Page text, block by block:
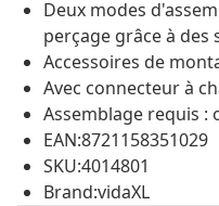
Deux modes
perçage grâce à
Accessoires de
Avec connecteur à
Assemblage requis :
EAN:8721158351029
SKU:4014801
Brand:vidaXL